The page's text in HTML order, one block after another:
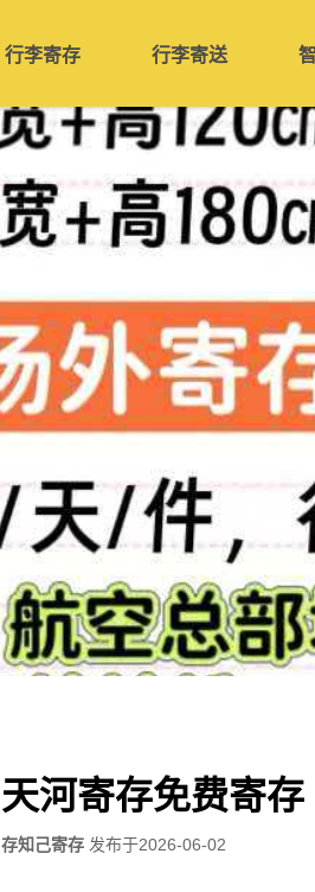
行李寄存 行李寄送
天河寄存免费寄
存知己寄存 发布于2026-06-02